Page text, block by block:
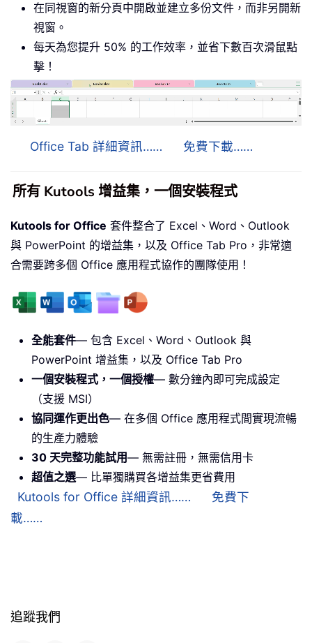
在同視窗的新分頁中開啟並建立多份文件，而非另開新
視窗。
每天為您提升 50% 的工作效率，並省下數百次滑鼠點
擊！
Office Tab 詳細資訊…… 免費下載……
所有 Kutools 增益集，一個安裝程式
Kutools for Office 套件整合了 Excel、Word、Outlook
與 PowerPoint 的增益集，以及 Office Tab Pro，非常適
合需要跨多個 Office 應用程式協作的團隊使用！
全能套件— 包含 Excel、Word、Outlook 與
PowerPoint 增益集，以及 Office Tab Pro
一個安裝程式，一個授權— 數分鐘內即可完成設定
（支援 MSI）
協同運作更出色— 在多個 Office 應用程式間實現流暢
的生產力體驗
30 天完整功能試用— 無需註冊，無需信用卡
超值之選— 比單獨購買各增益集更省費用
Kutools for Office 詳細資訊……
免費下
載……
追蹤我們